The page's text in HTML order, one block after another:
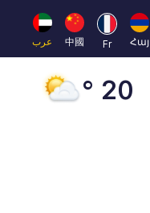
Հայ
Fr
中國 عرب 45 °
20 °